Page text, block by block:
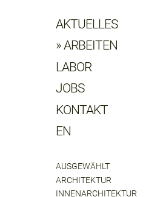
AKTUELLES
ARBEITEN
LABOR
JOBS
KONTAKT
EN
AUSGEWÄHLT
ARCHITEKTUR
INNENARCHITEKTUR